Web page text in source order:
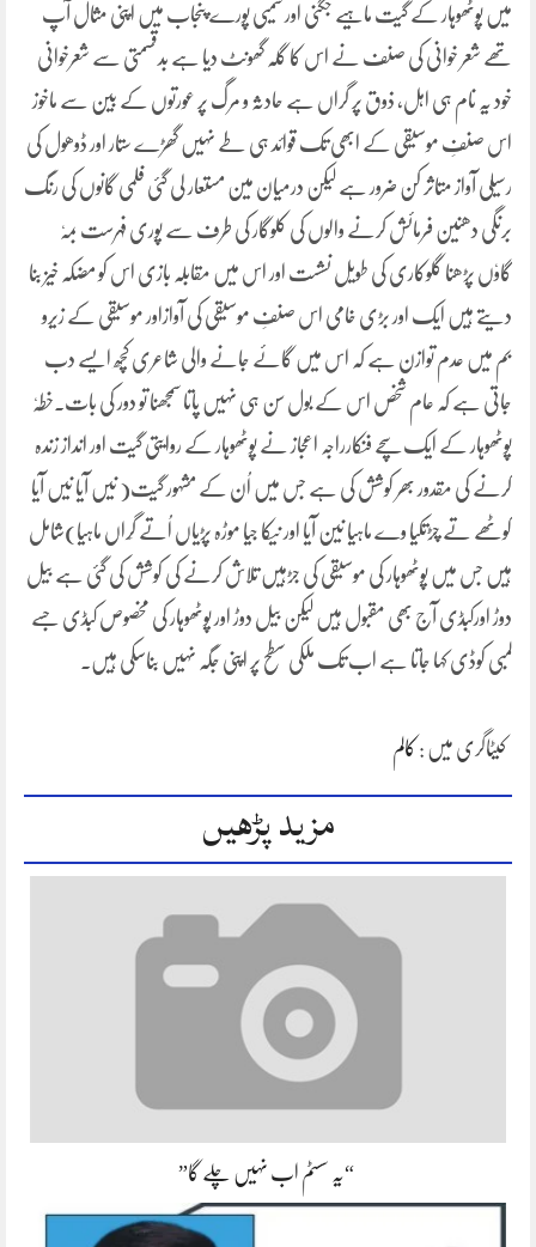
میں پوٹھوہار کے گیت ماہیے جگنی اور سمیی پورے پنجاب میں اپنی مثال آپ
تھے شعر خوانی کی صنف نے اس کا گلہ گھونٹ دیا ہے بدقسمتی سے شعرخوانی
خود یہ نام ہی اہل، ذوق پر گراں ہے حادثہ و مرگ پر عورتوں کے بین سے ماخوز
اس صنفِ موسیقی کے ابھی تک قوائد ہی طے نہیں گھڑے ستار اور ڈوھول کی
رسیلی آواز متاثر کن ضرور ہے لیکن درمیان مین مستعار لی گئی فلمی گانوں کی رنگ
برنگی دھنین فرمائش کرنے والوں کی کلوگار کی طرف سے پوری فہرست بمہٗ
گاوٗں پڑھنا گلوکاری کی طویل نشست اور اس میں مقابلہ بازی اس کو مضکہ خیز بنا
دیتے ہیں ایک اور بڑی خامی اس صنفِ موسیقی کی آوازاور موسیقی کے زیرو
بم میں عدم توازن ہے کہ اس میں گائے جانے والی شاعری کچھ ایسے دب
جاتی ہے کہ عام شخص اس کے بول سن ہی نہیں پاتا سمجھنا تو دور کی بات۔خطہٗ
پوٹھوہار کے ایک سچے فنکارراجہ اعجاز نے پوٹھوہار کے روایتی گیت اور انداز زندہ
کرنے کی مقدور بھر کوشش کی ہے جس میں اُن کے مشہور گیت( نیں آیا نیں آیا
کوٹھے تے چڑتکیا وے ماہیا نین آیا اور نیکا جیا موڑہ پڑیاں اُتے گِراں ماہیا)شامل
ہیں جس میں پوٹھوہار کی موسیقی کی جڑہیں تلاش کرنے کی کوشش کی گئی ہے بیل
دوڑ اورکبڈی آج بھی مقبول ہیں لیکن بیل دوڑ اور پوٹھوہار کی مخصوص کبڈی جسے
لمبی کوڈی کہا جاتا ہے اب تک ملکی سطح پر اپنی جگہ نہیں بناسکی ہیں۔
کیٹاگری میں : کالم
مزید پڑھیں
“یہ سسٹم اب نہیں چلے گا”